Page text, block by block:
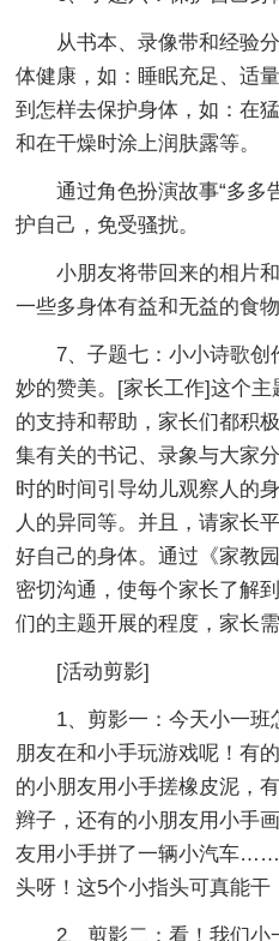
从书本、录像带和经验
体健康，如：睡眠充足、适
到怎样去保护身体，如：在
和在干燥时涂上润肤露等。
通过角色扮演故事“多多
护自己，免受骚扰。
小朋友将带回来的相片
一些多身体有益和无益的食物
7、子题七：小小诗歌
妙的赞美。[家长工作]这个
的支持和帮助，家长们都积
集有关的书记、录象与大家
时的时间引导幼儿观察人的
人的异同等。并且，请家长
好自己的身体。通过《家教
密切沟通，使每个家长了解
们的主题开展的程度，家长
[活动剪影]
1、剪影一：今天小一
朋友在和小手玩游戏呢！有
的小朋友用小手搓橡皮泥，
辫子，还有的小朋友用小手
友用小手拼了一辆小汽车
头呀！这5个小指头可真能干
2、剪影二：看！我们